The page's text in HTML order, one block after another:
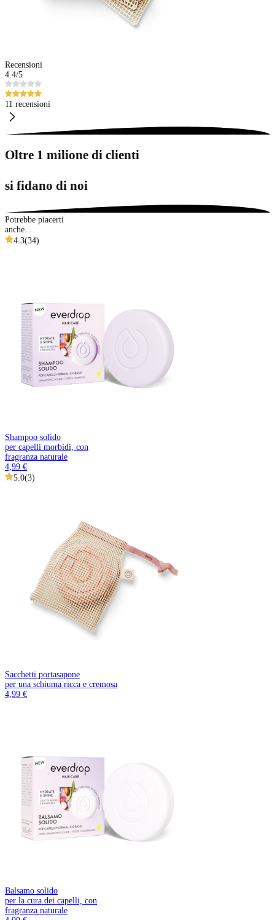
Recensioni
4.4/5
11 recensioni
Oltre 1 milione di clienti
si fidano di noi
Potrebbe piacerti
anche...
4.3(34)
Shampoo solido
per capelli morbidi, con
fragranza naturale
4,99 €
5.0(3)
Sacchetti portasapone
per una schiuma ricca e cremosa
4,99 €
Balsamo solido
per la cura dei capelli, con
fragranza naturale